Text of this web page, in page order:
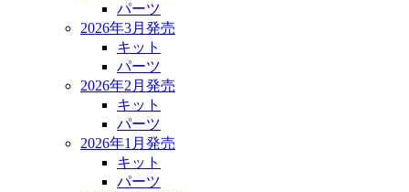
パーツ
2026年3月発売
キット
パーツ
2026年2月発売
キット
パーツ
2026年1月発売
キット
パーツ